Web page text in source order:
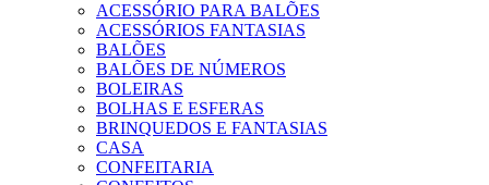
ACESSÓRIO PARA BALÕES
ACESSÓRIOS FANTASIAS
BALÕES
BALÕES DE NÚMEROS
BOLEIRAS
BOLHAS E ESFERAS
BRINQUEDOS E FANTASIAS
CASA
CONFEITARIA